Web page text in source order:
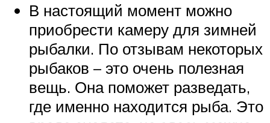
В настоящий момент можно
приобрести камеру для зимней
рыбалки. По отзывам некоторых
рыбаков – это очень полезная
вещь. Она поможет разведать,
где именно находится рыба. Это